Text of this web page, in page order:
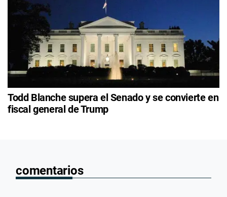
Todd Blanche supera el Senado y se convierte en
fiscal general de Trump
comentarios